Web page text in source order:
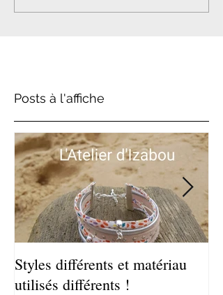
Posts à l'affiche
Styles différents et matériau
utilisés différents !